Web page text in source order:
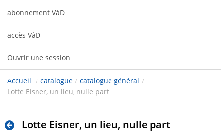
abonnement VàD
accès VàD
Ouvrir une session
Accueil / catalogue / catalogue général /
Lotte Eisner, un lieu, nulle part
Lotte Eisner, un lieu, nulle part